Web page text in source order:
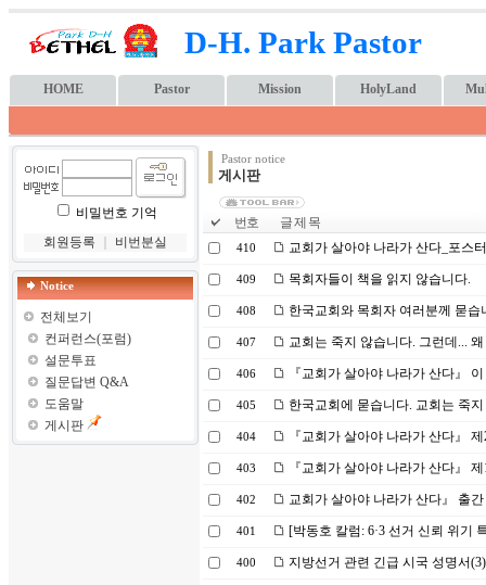
D-H. Park Pastor
HOME Pastor Mission HolyLand
비밀번호 기억
회원등록
비번분실
Notice
전체보기
컨퍼런스(포럼)
설문투표
질문답변 Q&A
도움말
게시판
Pastor notice
게시판
번호 글 제 목
410 교회가 살아야 나라가 산다_포스터
409 목회자들이 책을 읽지 않습니다.
408 한국교회와 목회자 여러분께 묻
407 교회는 죽지 않습니다. 그런데...
406 『교회가 살아야 나라가 산다』
405 한국교회에 묻습니다. 교회는 죽
404 『교회가 살아야 나라가 산다』
403 『교회가 살아야 나라가 산다』
402 교회가 살아야 나라가 산다』 출
401 [박동호 칼럼: 6·3 선거 신뢰 위기
400 지방선거 관련 긴급 시국 성명서(3)